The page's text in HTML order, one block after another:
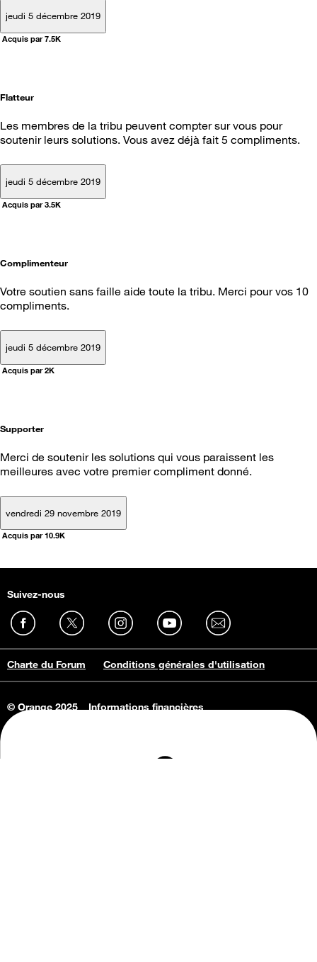
jeudi 5 décembre 2019
Acquis par 7.5K
Flatteur
Les membres de la tribu peuvent compter sur vous pour
soutenir leurs solutions. Vous avez déjà fait 5 compliments.
jeudi 5 décembre 2019
Acquis par 3.5K
Complimenteur
Votre soutien sans faille aide toute la tribu. Merci pour vos 10
compliments.
jeudi 5 décembre 2019
Acquis par 2K
Supporter
Merci de soutenir les solutions qui vous paraissent les
meilleures avec votre premier compliment donné.
vendredi 29 novembre 2019
Acquis par 10.9K
Suivez-nous
Charte du Forum Conditions générales d'utilisation
© Orange 2025
Informations financières